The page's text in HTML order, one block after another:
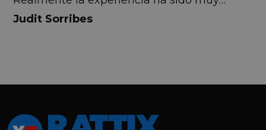
buena, Carolina ha sido siempre muy atenta
y profesional. Finalmente mi hermana se
Judit Sorribes